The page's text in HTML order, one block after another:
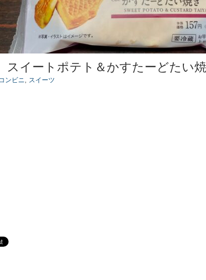
スイートポテト＆かすたーどたい
コンビニ, スイーツ